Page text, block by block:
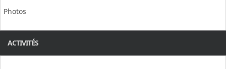
Photos
ACTIVITÉS